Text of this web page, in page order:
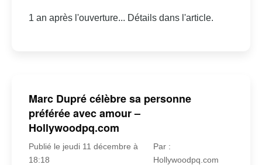
1 an après l'ouverture... Détails dans l'article.
Marc Dupré célèbre sa personne
préférée avec amour –
Hollywoodpq.com
Publié le jeudi 11 décembre à
18:18
Par :
Hollywoodpq.com